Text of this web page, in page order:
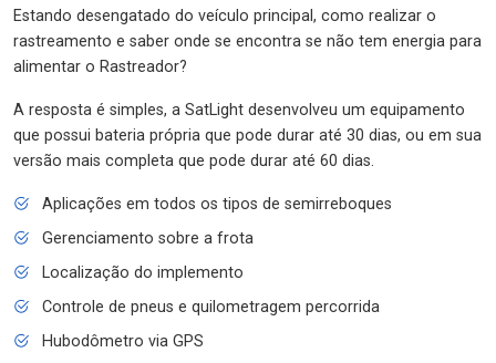
Estando desengatado do veículo principal, como realizar o
rastreamento e saber onde se encontra se não tem energia para
alimentar o Rastreador?
A resposta é simples, a SatLight desenvolveu um equipamento
que possui bateria própria que pode durar até 30 dias, ou em sua
versão mais completa que pode durar até 60 dias.
Aplicações em todos os tipos de semirreboques
Gerenciamento sobre a frota
Localização do implemento
Controle de pneus e quilometragem percorrida
Hubodômetro via GPS